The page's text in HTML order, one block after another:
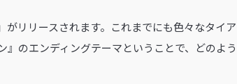
がリリースされます。これまでにも色々なタイア
のエンディングテーマということで、どのよう